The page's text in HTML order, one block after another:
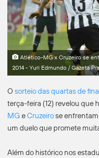
Atlético-MG x Cruzeiro se
2014 - Yuri Edmundo / Gazeta
O sorteio das quartas de
terça-feira (12) revelou que
MG eCruzeirose
um duelo que promete
Além do histórico nos